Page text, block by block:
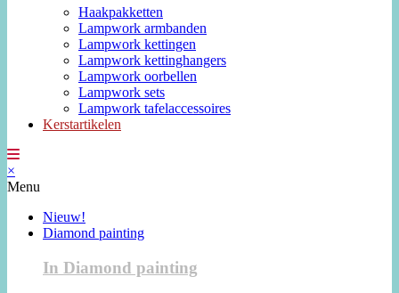
Haakpakketten
Lampwork armbanden
Lampwork kettingen
Lampwork kettinghangers
Lampwork oorbellen
Lampwork sets
Lampwork tafelaccessoires
Kerstartikelen
×
Menu
Nieuw!
Diamond painting
In Diamond painting